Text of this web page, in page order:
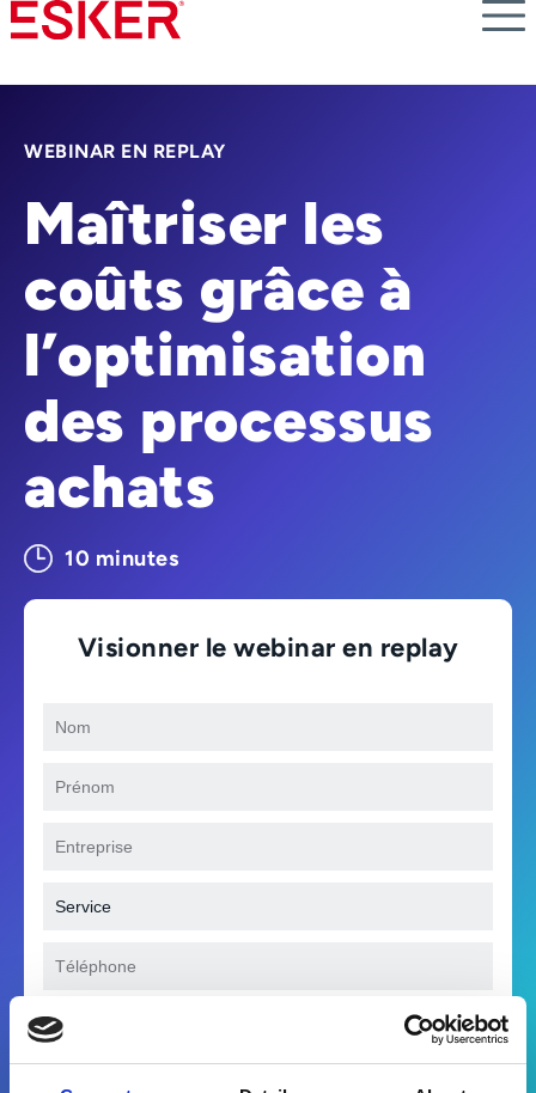
Skip
to
content
WEBINAR EN REPLAY
Maîtriser les
coûts grâce à
l’optimisation
des processus
achats
10 minutes
Visionner le webinar en replay